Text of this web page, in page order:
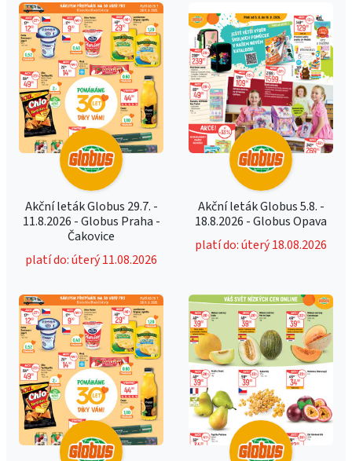
Akční leták Globus 29.7. -
11.8.2026 - Globus Praha -
Čakovice
platí do: úterý 11.08.2026
Akční leták Globus 5.8. -
18.8.2026 - Globus Opava
platí do: úterý 18.08.2026